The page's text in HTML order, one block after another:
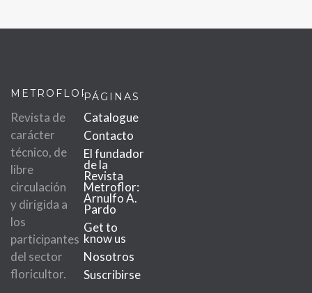
METROFLOR
Revista de
carácter
técnico, de
libre
circulación
y dirigida a
los
participantes
del sector
floricultor.
PÁGINAS
Catalogue
Contacto
El fundador
de la
Revista
Metroflor:
Arnulfo A.
Pardo
Get to
know us
Nosotros
Suscribirse